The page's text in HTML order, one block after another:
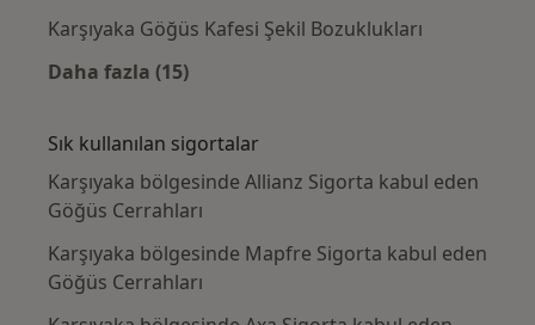
Karşıyaka Göğüs Kafesi Şekil Bozuklukları
Daha fazla (15)
Sık kullanılan sigortalar
Karşıyaka bölgesinde Allianz Sigorta kabul eden
Göğüs Cerrahları
Karşıyaka bölgesinde Mapfre Sigorta kabul eden
Göğüs Cerrahları